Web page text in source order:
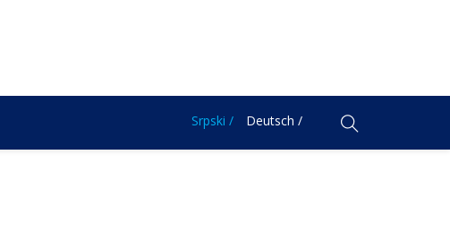
Srpski / Deutsch /